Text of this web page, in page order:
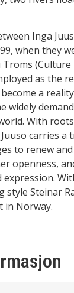
Inga
when they
(Culture
as the
a
widely
With
carries a
to renew
openness,
expression.
style Steinar
in Norway.